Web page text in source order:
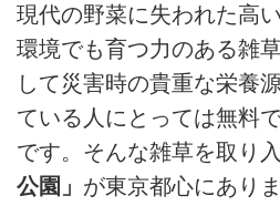
現代の野菜に失われた高
環境でも育つ力のある雑
して災害時の貴重な栄養
ている人にとっては無料
です。そんな雑草を取り
公園」 が東京都心にあり